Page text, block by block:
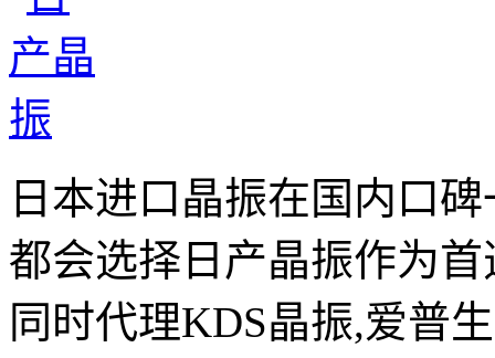
日本进口晶振在国内口
都会选择日产晶振作为
同时代理KDS晶振,爱普